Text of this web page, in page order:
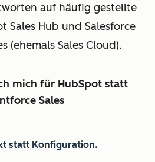
auf häufig gestellte
Sales Hub und Salesforce
(ehemals Sales Cloud).
mich für HubSpot statt
Sales
statt Konfiguration.